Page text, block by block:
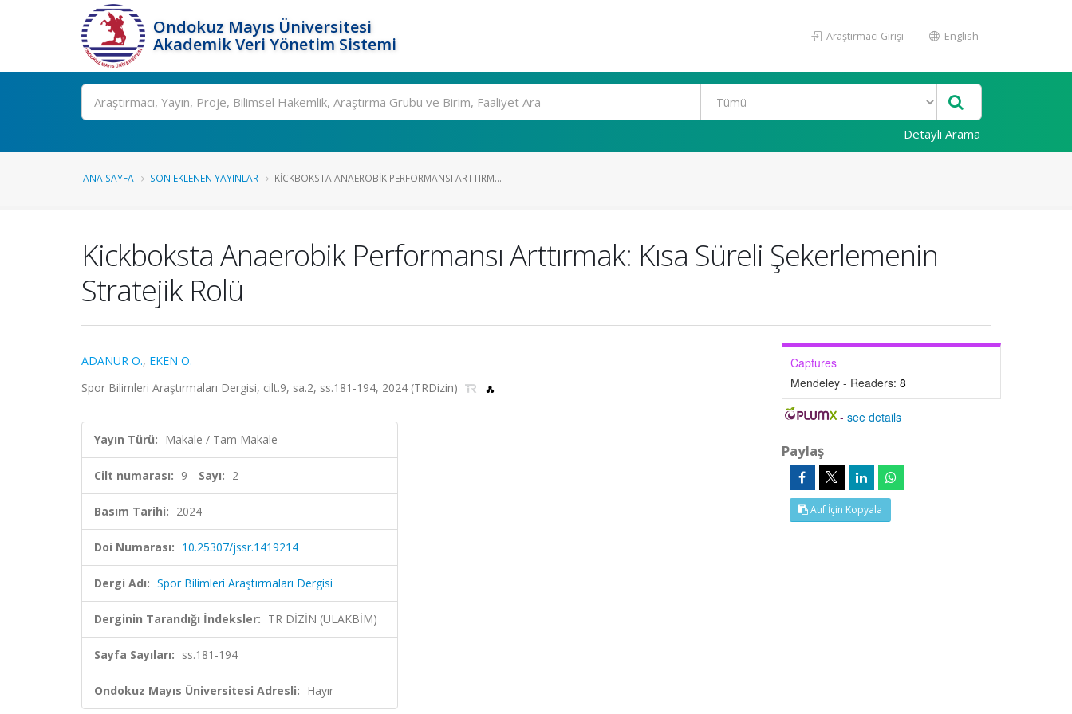
Ondokuz Mayıs Üniversitesi
Akademik Veri Yönetim Sistemi
Araştırmacı Girişi English
Ara
Detaylı Arama
ANA SAYFA SON EKLENEN YAYINLAR KICKBOKSTA ANAEROBIK PERFORMANSI ARTTIRM...
Kickboksta Anaerobik Performansı Arttırmak: Kısa Süreli Şekerlemenin
Stratejik Rolü
ADANUR O., EKEN Ö.
Spor Bilimleri Araştırmaları Dergisi, cilt.9, sa.2, ss.181-194, 2024 (TRDizin)
Yayın Türü: Makale / Tam Makale
Cilt numarası: 9 Sayı: 2
Basım Tarihi: 2024
Doi Numarası: 10.25307/jssr.1419214
Dergi Adı: Spor Bilimleri Araştırmaları Dergisi
Derginin Tarandığı İndeksler: TR DİZİN (ULAKBİM)
Sayfa Sayıları: ss.181-194
Ondokuz Mayıs Üniversitesi Adresli: Hayır
Captures
Mendeley - Readers: 8
-see details
Paylaş
Atıf İçin Kopyala